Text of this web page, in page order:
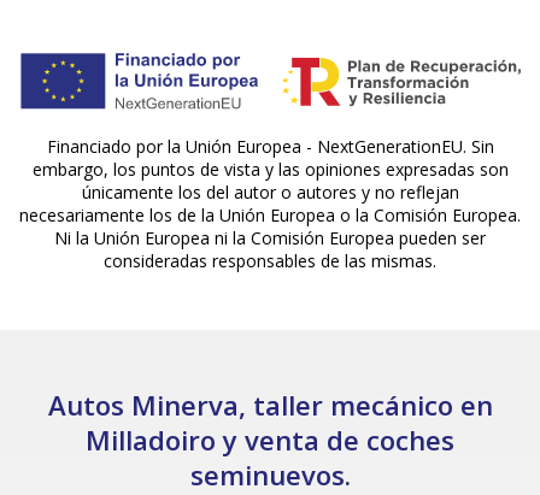
Financiado por la Unión Europea - NextGenerationEU. Sin
embargo, los puntos de vista y las opiniones expresadas son
únicamente los del autor o autores y no reflejan
necesariamente los de la Unión Europea o la Comisión Europea.
Ni la Unión Europea ni la Comisión Europea pueden ser
consideradas responsables de las mismas.
Autos Minerva, taller mecánico en
Milladoiro y venta de coches
seminuevos.